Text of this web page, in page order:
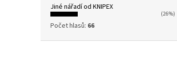
Jiné nářadí od KNIPEX
(26%)
Počet hlasů: 66